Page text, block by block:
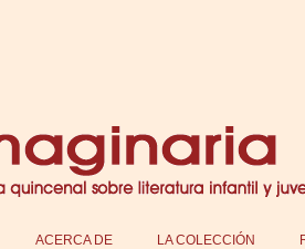
ACERCA DE LA COLECCIÓN